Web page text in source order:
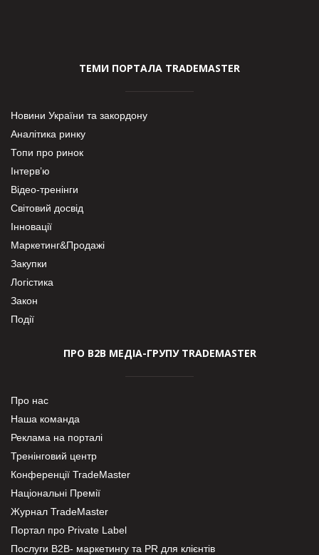
ТЕМИ ПОРТАЛА TRADEMASTER
Новини України та закордону
Аналітика ринку
Топи про ринок
Інтерв’ю
Відео-тренінги
Світовий досвід
Інновації
Маркетинг&Продажі
Закупки
Логістика
Закон
Події
ПРО В2В МЕДІА-ГРУПУ TRADEMASTER
Про нас
Наша команда
Реклама на порталі
Тренінговий центр
Конференції TradeMaster
Національні Премії
Журнал TradeMaster
Портал про Private Label
Послуги В2В- маркетингу та PR для клієнтів